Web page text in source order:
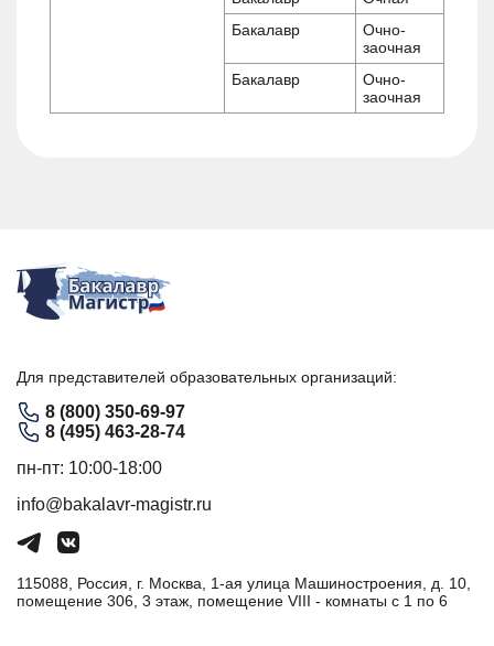
Бакалавр
Очно-
заочная
Бакалавр
Очно-
заочная
Для представителей образовательных организаций:
8 (800) 350-69-97
8 (495) 463-28-74
пн-пт: 10:00-18:00
info@bakalavr-magistr.ru
115088, Россия, г. Москва, 1-ая улица Машиностроения, д. 10,
помещение 306, 3 этаж, помещение VIII - комнаты с 1 по 6